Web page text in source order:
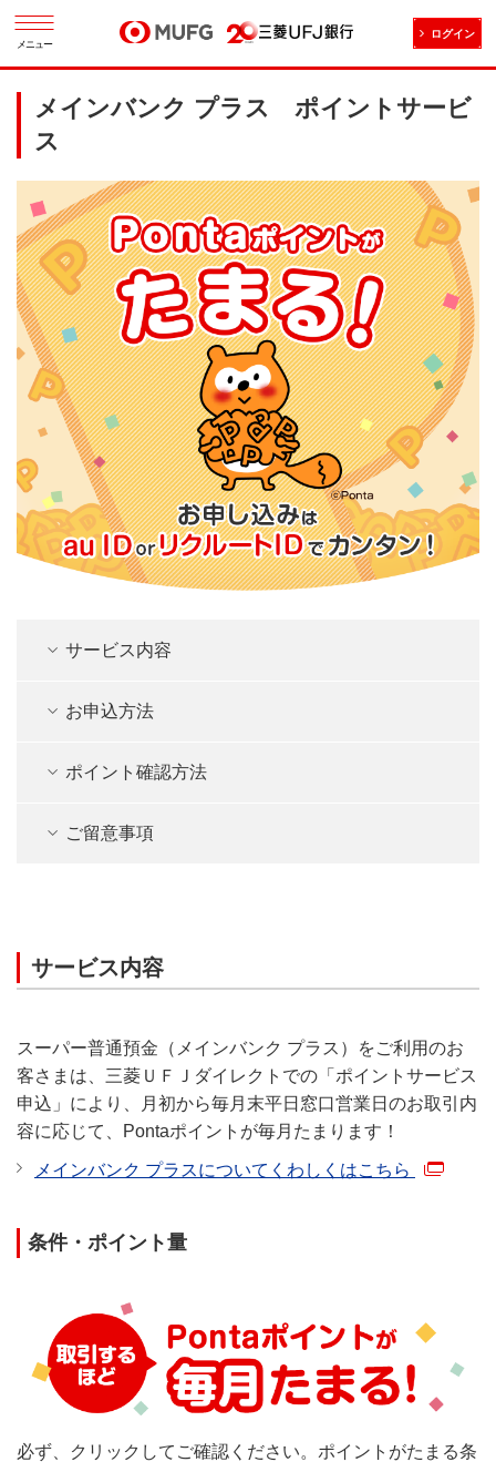
メニュー
ログイン
メインバンク プラス ポイントサービ
ス
サービス内容
お申込方法
ポイント確認方法
ご留意事項
サービス内容
スーパー普通預金（メインバンク プラス）をご利用のお
客さまは、三菱ＵＦＪダイレクトでの「ポイントサービス
申込」により、月初から毎月末平日窓口営業日のお取引内
容に応じて、Pontaポイントが毎月たまります！
メインバンク プラスについてくわしくはこちら
条件・ポイント量
必ず、クリックしてご確認ください。ポイントがたまる条